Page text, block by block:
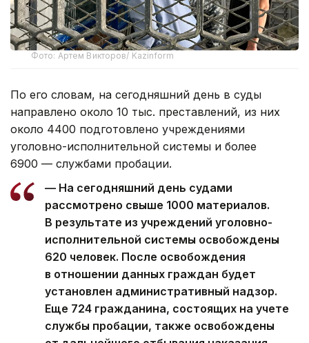
Фото: Артем Викторов/ Kazinform
По его словам, на сегодняшний день в суды
направлено около 10 тыс. преставлений, из них
около 4400 подготовлено учреждениями
уголовно-исполнительной системы и более
6900 — службами пробации.
— На сегодняшний день судами
рассмотрено свыше 1000 материалов.
В результате из учреждений уголовно-
исполнительной системы освобождены
620 человек. После освобождения
в отношении данных граждан будет
установлен административный надзор.
Еще 724 гражданина, состоящих на учете
службы пробации, также освобождены